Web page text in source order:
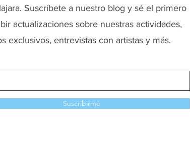
Suscríbete a nuestro blog y sé el primero
actualizaciones sobre nuestras actividades,
exclusivos, entrevistas con artistas y más.
Suscribirme